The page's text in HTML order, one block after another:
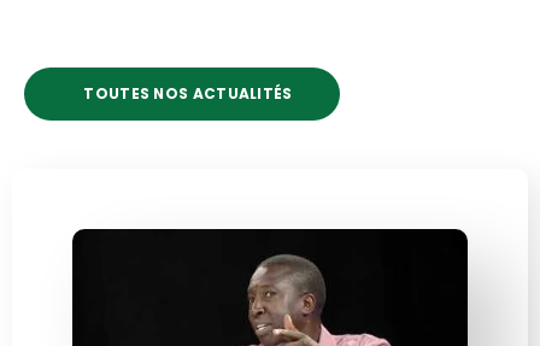
TOUTES NOS ACTUALITÉS